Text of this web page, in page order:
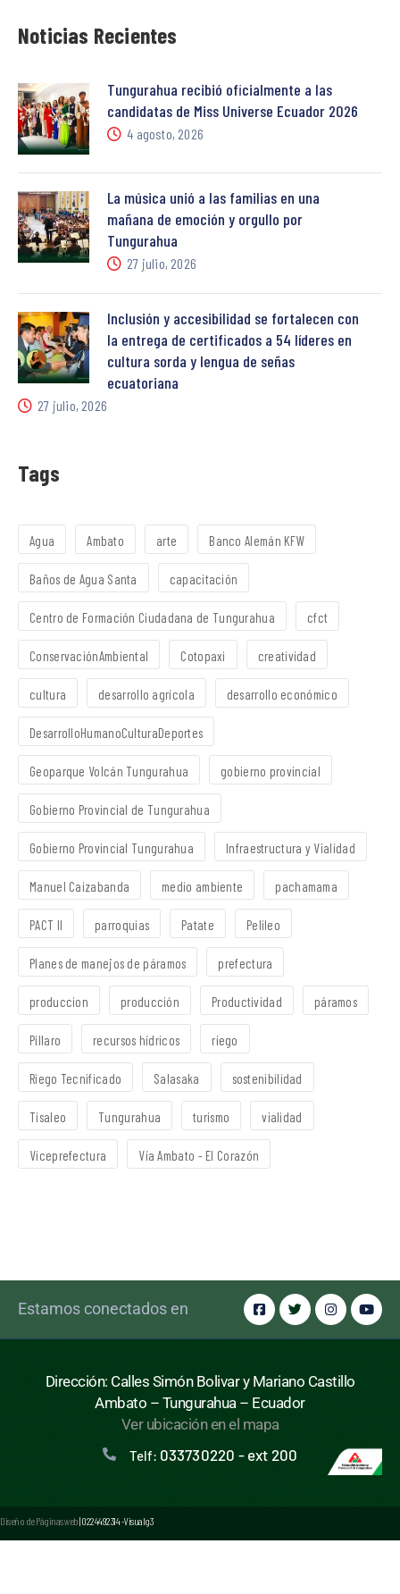
Noticias Recientes
Tungurahua recibió oficialmente a las
candidatas de Miss Universe Ecuador 2026
4 agosto, 2026
La música unió a las familias en una
mañana de emoción y orgullo por
Tungurahua
27 julio, 2026
Inclusión y accesibilidad se fortalecen con
la entrega de certificados a 54 líderes en
cultura sorda y lengua de señas
ecuatoriana
27 julio, 2026
Tags
Agua Ambato arte Banco Alemán KFW
Baños de Agua Santa capacitación
Centro de Formación Ciudadana de Tungurahua cfct
ConservaciónAmbiental Cotopaxi creatividad
cultura desarrollo agrícola desarrollo económico
DesarrolloHumanoCulturaDeportes
Geoparque Volcán Tungurahua gobierno provincial
Gobierno Provincial de Tungurahua
Gobierno Provincial Tungurahua Infraestructura y Vialidad
Manuel Caizabanda medio ambiente pachamama
PACT II parroquias Patate Pelileo
Planes de manejos de páramos prefectura
produccion producción Productividad páramos
Píllaro recursos hídricos riego
Riego Tecnificado Salasaka sostenibilidad
Tisaleo Tungurahua turismo vialidad
Viceprefectura Vía Ambato - El Corazón
Estamos conectados en
Dirección: Calles Simón Bolivar y Mariano Castillo
Ambato – Tungurahua – Ecuador
Ver ubicación en el mapa
Telf: 033730220 - ext 200
Diseño de Páginas web| 0224492314 -Visualg3